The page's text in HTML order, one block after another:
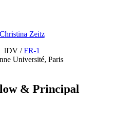
Christina Zeitz
IDV /FR-1
Université, Paris
& Principal